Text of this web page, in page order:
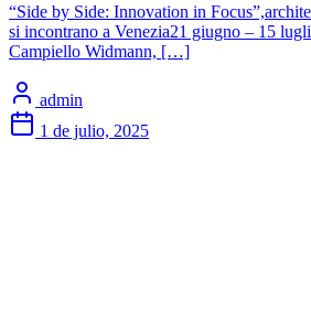
“Side by Side: Innovation in
si incontrano a Venezia21 giugno – 15
Campiello Widmann, […]
admin
1 de julio, 2025